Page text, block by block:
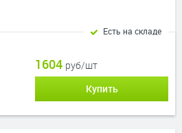
1604 руб/шт
Купить
Есть на складе